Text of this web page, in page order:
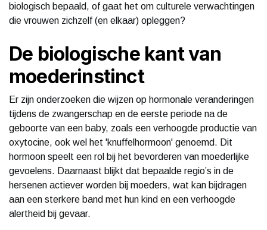
biologisch bepaald, of gaat het om culturele verwachtingen
die vrouwen zichzelf (en elkaar) opleggen?
De biologische kant van
moederinstinct
Er zijn onderzoeken die wijzen op hormonale veranderingen
tijdens de zwangerschap en de eerste periode na de
geboorte van een baby, zoals een verhoogde productie van
oxytocine, ook wel het 'knuffelhormoon' genoemd. Dit
hormoon speelt een rol bij het bevorderen van moederlijke
gevoelens. Daarnaast blijkt dat bepaalde regio’s in de
hersenen actiever worden bij moeders, wat kan bijdragen
aan een sterkere band met hun kind en een verhoogde
alertheid bij gevaar.